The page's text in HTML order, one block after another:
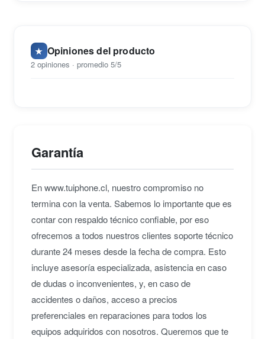
★ Opiniones del producto
2 opiniones · promedio 5/5
Garantía
En www.tuiphone.cl, nuestro compromiso no
termina con la venta. Sabemos lo importante que es
contar con respaldo técnico confiable, por eso
ofrecemos a todos nuestros clientes soporte técnico
durante 24 meses desde la fecha de compra. Esto
incluye asesoría especializada, asistencia en caso
de dudas o inconvenientes, y, en caso de
accidentes o daños, acceso a precios
preferenciales en reparaciones para todos los
equipos adquiridos con nosotros. Queremos que te